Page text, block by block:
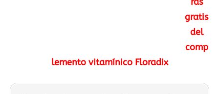
gratis
del
comp
lemento vitamínico Floradix